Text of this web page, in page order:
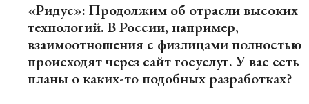
«Ридус»: Продолжим об отрасли высоких
технологий. В России, например,
взаимоотношения с физлицами полностью
происходят через сайт госуслуг. У вас есть
планы о каких-то подобных разработках?